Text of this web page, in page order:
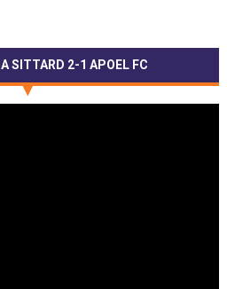
SITTARD 2-1 APOEL FC